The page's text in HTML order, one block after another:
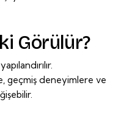
Görülür?
geçmiş deneyimlere ve